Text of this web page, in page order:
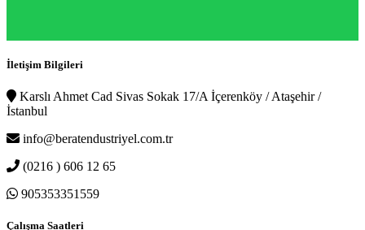
İletişim Bilgileri
Karslı Ahmet Cad Sivas Sokak 17/A İçerenköy / Ataşehir /
İstanbul
info@beratendustriyel.com.tr
(0216 ) 606 12 65
905353351559
Çalışma Saatleri